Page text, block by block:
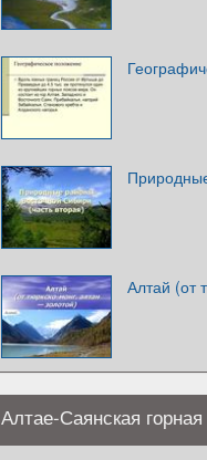
Алтай (от
Алтае-Саянская